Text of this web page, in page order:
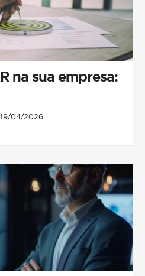
na sua empresa:
04/2026